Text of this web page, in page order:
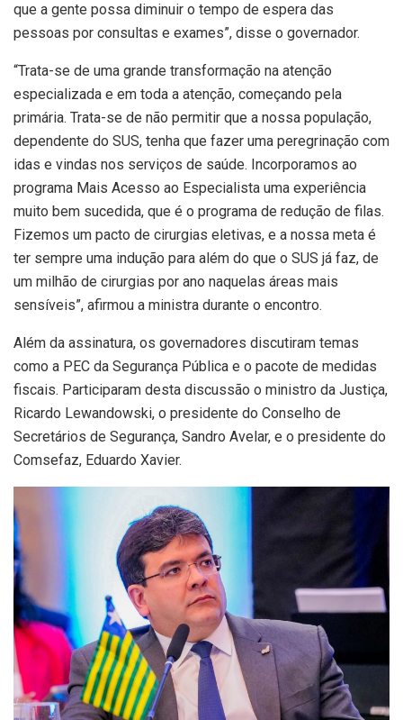
que a gente possa diminuir o tempo de espera das
pessoas por consultas e exames”, disse o governador.
“Trata-se de uma grande transformação na atenção
especializada e em toda a atenção, começando pela
primária. Trata-se de não permitir que a nossa população,
dependente do SUS, tenha que fazer uma peregrinação com
idas e vindas nos serviços de saúde. Incorporamos ao
programa Mais Acesso ao Especialista uma experiência
muito bem sucedida, que é o programa de redução de filas.
Fizemos um pacto de cirurgias eletivas, e a nossa meta é
ter sempre uma indução para além do que o SUS já faz, de
um milhão de cirurgias por ano naquelas áreas mais
sensíveis”, afirmou a ministra durante o encontro.
Além da assinatura, os governadores discutiram temas
como a PEC da Segurança Pública e o pacote de medidas
fiscais. Participaram desta discussão o ministro da Justiça,
Ricardo Lewandowski, o presidente do Conselho de
Secretários de Segurança, Sandro Avelar, e o presidente do
Comsefaz, Eduardo Xavier.